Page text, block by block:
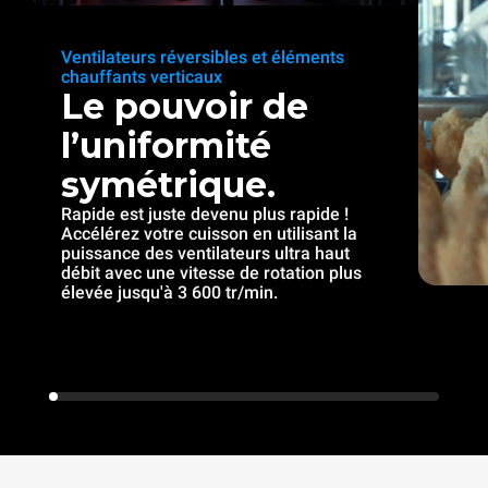
Ventilateurs réversibles et éléments
chauffants verticaux
Le pouvoir de
l’uniformité
symétrique.
Rapide est juste devenu plus rapide !
Accélérez votre cuisson en utilisant la
puissance des ventilateurs ultra haut
débit avec une vitesse de rotation plus
élevée jusqu'à 3 600 tr/min.